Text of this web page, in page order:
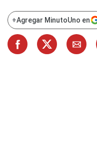
+Agregar MinutoUno en